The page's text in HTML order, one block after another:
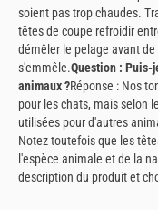
soient pas trop chaudes.
têtes de coupe refroidir
démêler le pelage avant
s'emmêle.Question : Puis-
animaux ?Réponse : Nos
pour les chats, mais selon
utilisées pour d'autres
Notez toutefois que les
l'espèce animale et de la
description du produit et